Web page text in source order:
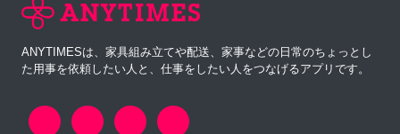
ANYTIMESは、家具組み立てや配送、家事などの日常のちょっとし
た用事を依頼したい人と、仕事をしたい人をつなげるアプリです。